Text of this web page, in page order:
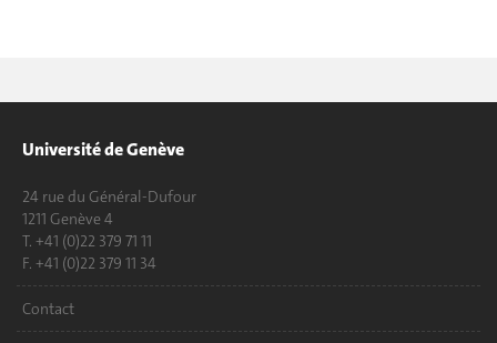
Université de Genève
24 rue du Général-Dufour
1211 Genève 4
T. +41 (0)22 379 71 11
F. +41 (0)22 379 11 34
Contact